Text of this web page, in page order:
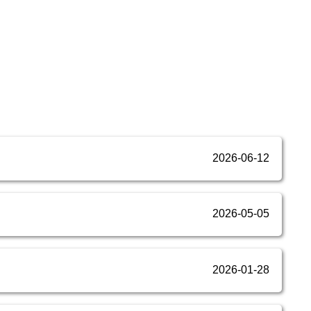
2026-06-12
2026-05-05
2026-01-28